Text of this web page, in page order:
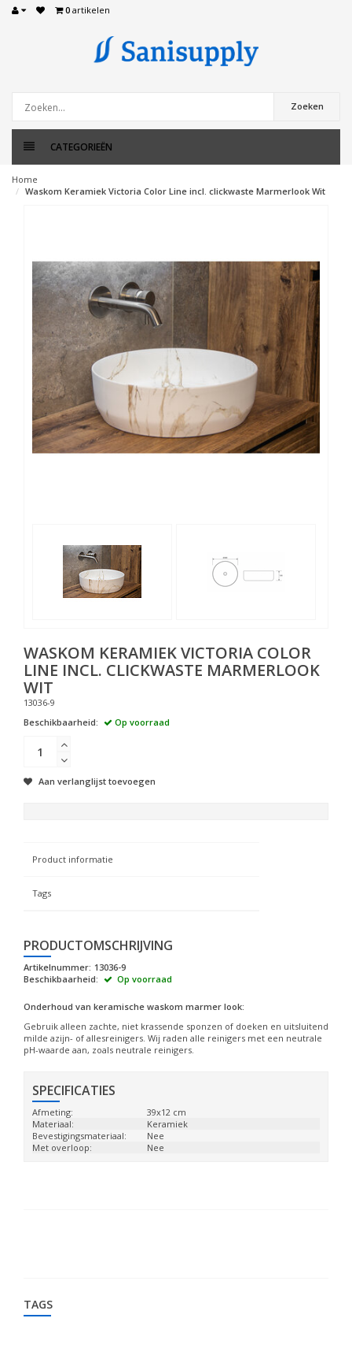
0 artikelen
Zoeken
CATEGORIEËN
Home
Waskom Keramiek Victoria Color Line incl. clickwaste Marmerlook Wit
WASKOM KERAMIEK VICTORIA COLOR
LINE INCL. CLICKWASTE MARMERLOOK
WIT
13036-9
Beschikbaarheid:
Op voorraad
Aan verlanglijst toevoegen
Product informatie
Tags
PRODUCTOMSCHRIJVING
Artikelnummer: 13036-9
Beschikbaarheid:
Op voorraad
Onderhoud van keramische waskom marmer look:
Gebruik alleen zachte, niet krassende sponzen of doeken en uitsluitend
milde azijn- of allesreinigers. Wij raden alle reinigers met een neutrale
pH-waarde aan, zoals neutrale reinigers.
SPECIFICATIES
Afmeting:
39x12 cm
Materiaal:
Keramiek
Bevestigingsmateriaal:
Nee
Met overloop:
Nee
TAGS